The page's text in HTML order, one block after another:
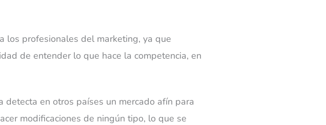
los profesionales del marketing, ya que
de entender lo que hace la competencia, en
en otros países un mercado afín para
modificaciones de ningún tipo, lo que se